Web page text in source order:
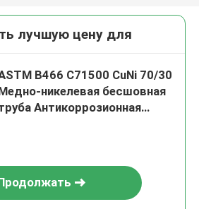
лучшую цену для
B466 C71500 CuNi 70/30
никелевая бесшовная
Антикоррозионная